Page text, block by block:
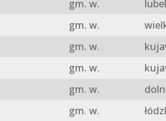
gm. w.
gm. w.
gm. w.
gm. w.
gm. w.
gm. w.